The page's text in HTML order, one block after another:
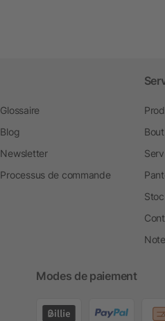
Glossaire
Blog
Newsletter
Processus de commande
Modes de paiement